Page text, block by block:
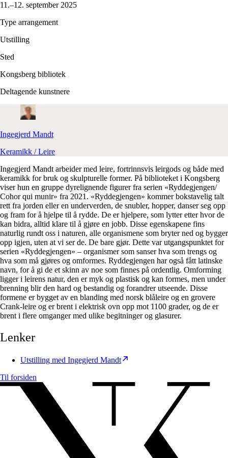
11.–12. september 2025
Type arrangement
Utstilling
Sted
Kongsberg bibliotek
Deltagende kunstnere
Ingegjerd Mandt
Keramikk / Leire
Ingegjerd Mandt arbeider med leire, fortrinnsvis leirgods og både med
keramikk for bruk og skulpturelle former. På biblioteket i Kongsberg
viser hun en gruppe dyrelignende figurer fra serien «Ryddegjengen/
Cohor qui munir» fra 2021. «Ryddegjengen» kommer bokstavelig talt
rett fra jorden eller en underverden, de snubler, hopper, danser seg opp
og fram for å hjelpe til å rydde. De er hjelpere, som lytter etter hvor de
kan bidra, alltid klare til å gjøre en jobb. Disse egenskapene fins
naturlig rundt oss i naturen, alle organismene som bryter ned og bygger
opp igjen, uten at vi ser de. De bare gjør. Dette var utgangspunktet for
serien «Ryddegjengen» – organismer som sanser hva som trengs og
hva som må gjøres og omformes. Ryddegjengen har også fått latinske
navn, for å gi de et skinn av noe som finnes på ordentlig. Omforming
ligger i leirens natur, den er myk og plastisk og kan formes, men under
brenning blir den hard og bestandig og forandrer utseende. Disse
formene er bygget av en blanding med norsk blåleire og en grovere
Crank-leire og er brent i elektrisk ovn opp mot 1100 grader, og de er
brent i flere omganger med ulike begitninger og glasurer.
Lenker
Utstilling med Ingegjerd Mandt
Til forsiden